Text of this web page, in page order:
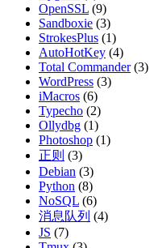
OpenSSL (9)
Sandboxie (3)
StrokesPlus (1)
AutoHotKey (4)
Total Commander(3)
WordPress (3)
iMacros (6)
Typecho (2)
Ollydbg (1)
Photoshop (1)
正则 (3)
Debian (3)
Python (8)
NoSQL (6)
消息队列 (4)
JS (7)